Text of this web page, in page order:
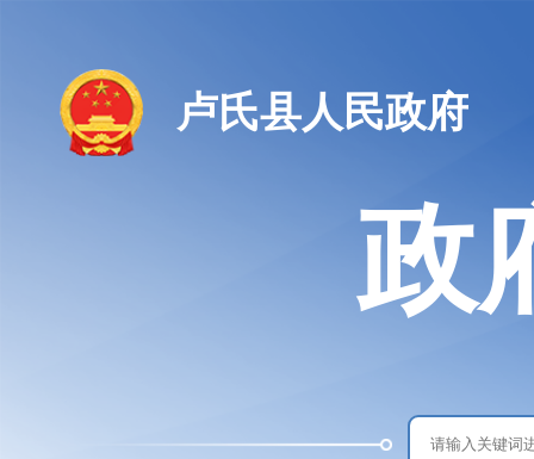
卢氏县人民政府
政